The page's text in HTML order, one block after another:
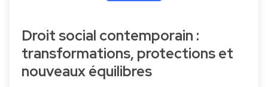
Droit social contemporain :
transformations, protections et
nouveaux équilibres